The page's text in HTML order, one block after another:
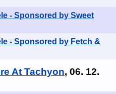
- Sponsored by Sweet
- Sponsored by Fetch &
At Tachyon, 06. 12.